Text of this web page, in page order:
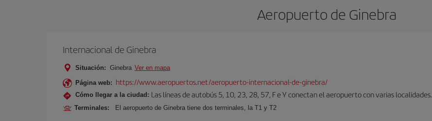
Aeropuerto de Ginebra
Internacional de Ginebra
Situación: Ginebra Ver en mapa
Página web: https://www.aeropuertos.net/aeropuerto-internacional-de-ginebra/
Cómo llegar a la ciudad: Las líneas de autobús 5, 10, 23, 28, 57, F e Y conectan el aeropuerto con varias localidades.
Terminales: El aeropuerto de Ginebra tiene dos terminales, la T1 y T2